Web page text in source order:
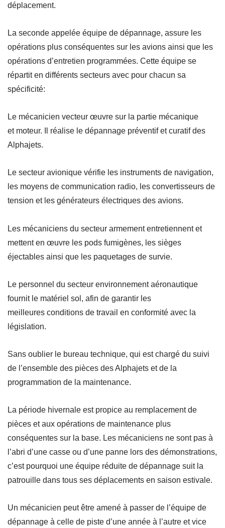
déplacement.
La seconde appelée équipe de dépannage, assure les
opérations plus conséquentes sur les avions ainsi que les
opérations d’entretien programmées. Cette équipe se
répartit en différents secteurs avec pour chacun sa
spécificité:
Le mécanicien vecteur œuvre sur la partie mécanique
et moteur. Il réalise le dépannage préventif et curatif des
Alphajets.
Le secteur avionique vérifie les instruments de navigation,
les moyens de communication radio, les convertisseurs de
tension et les générateurs électriques des avions.
Les mécaniciens du secteur armement entretiennent et
mettent en œuvre les pods fumigènes, les sièges
éjectables ainsi que les paquetages de survie.
Le personnel du secteur environnement aéronautique
fournit le matériel sol, afin de garantir les
meilleures conditions de travail en conformité avec la
législation.
Sans oublier le bureau technique, qui est chargé du suivi
de l’ensemble des pièces des Alphajets et de la
programmation de la maintenance.
La période hivernale est propice au remplacement de
pièces et aux opérations de maintenance plus
conséquentes sur la base. Les mécaniciens ne sont pas à
l’abri d’une casse ou d’une panne lors des démonstrations,
c’est pourquoi une équipe réduite de dépannage suit la
patrouille dans tous ses déplacements en saison estivale.
Un mécanicien peut être amené à passer de l’équipe de
dépannage à celle de piste d’une année à l’autre et vice